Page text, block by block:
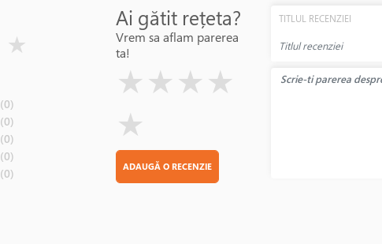
★
(0)
(0)
(0)
(0)
(0)
Ai gătit rețeta?
Vrem sa aflam parerea
ta!
★ ★ ★ ★
★
ADAUGĂ O RECENZIE
TITLUL RECENZIEI